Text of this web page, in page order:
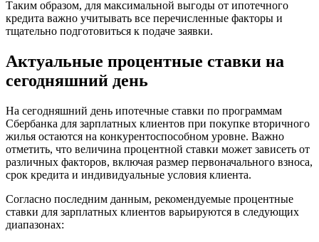
Таким образом, для максимальной выгоды от ипотечного
кредита важно учитывать все перечисленные факторы и
тщательно подготовиться к подаче заявки.
Актуальные процентные ставки на
сегодняшний день
На сегодняшний день ипотечные ставки по программам
Сбербанка для зарплатных клиентов при покупке вторичного
жилья остаются на конкурентоспособном уровне. Важно
отметить, что величина процентной ставки может зависеть от
различных факторов, включая размер первоначального взноса,
срок кредита и индивидуальные условия клиента.
Согласно последним данным, рекомендуемые процентные
ставки для зарплатных клиентов варьируются в следующих
диапазонах: